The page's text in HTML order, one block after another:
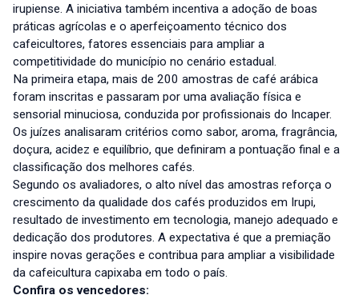
irupiense. A iniciativa também incentiva a adoção de boas
práticas agrícolas e o aperfeiçoamento técnico dos
cafeicultores, fatores essenciais para ampliar a
competitividade do município no cenário estadual.
Na primeira etapa, mais de 200 amostras de café arábica
foram inscritas e passaram por uma avaliação física e
sensorial minuciosa, conduzida por profissionais do Incaper.
Os juízes analisaram critérios como sabor, aroma, fragrância,
doçura, acidez e equilíbrio, que definiram a pontuação final e a
classificação dos melhores cafés.
Segundo os avaliadores, o alto nível das amostras reforça o
crescimento da qualidade dos cafés produzidos em Irupi,
resultado de investimento em tecnologia, manejo adequado e
dedicação dos produtores. A expectativa é que a premiação
inspire novas gerações e contribua para ampliar a visibilidade
da cafeicultura capixaba em todo o país.
Confira os vencedores: